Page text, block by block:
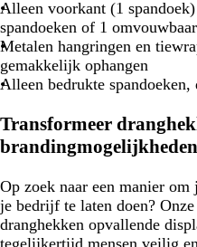
Alleen voorkant (1
spandoeken of 1
Metalen hangringen en
gemakkelijk ophangen
Alleen bedrukte
Transformeer
brandingmogelijkheden
Op zoek naar een manier
je bedrijf te laten doen?
dranghekken opvallende
tegelijkertijd mensen veilig